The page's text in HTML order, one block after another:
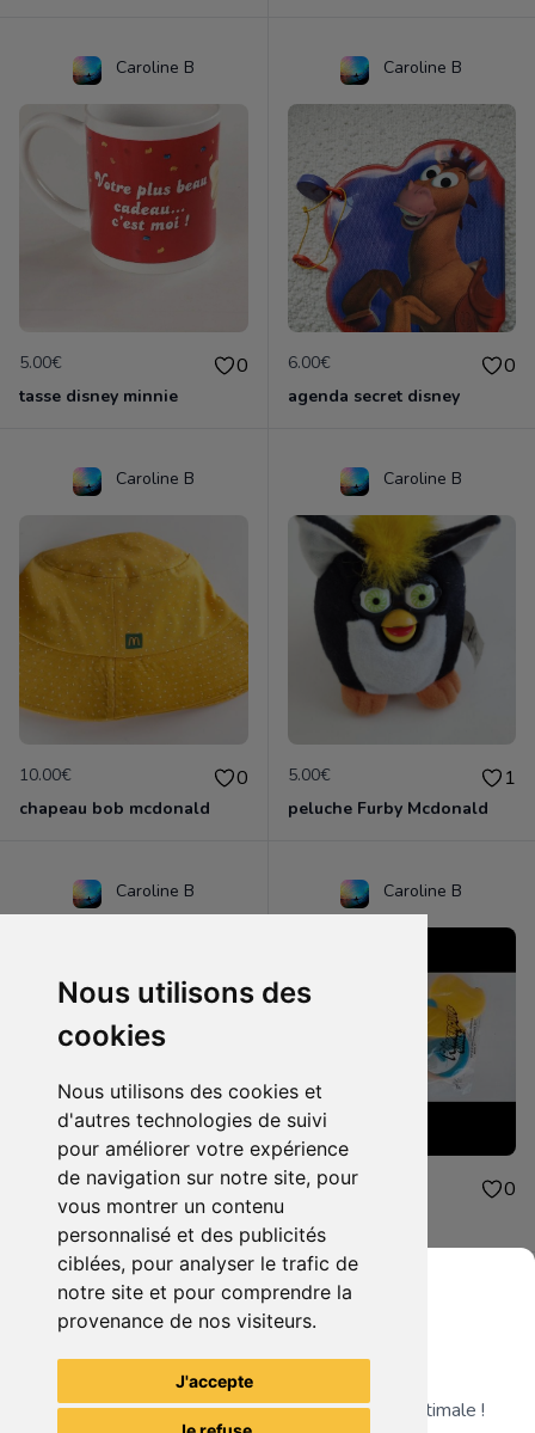
Nous utilisons des
cookies
Nous utilisons des cookies et
d'autres technologies de suivi
pour améliorer votre expérience
de navigation sur notre site, pour
vous montrer un contenu
personnalisé et des publicités
ciblées, pour analyser le trafic de
notre site et pour comprendre la
provenance de nos visiteurs.
J'accepte
Caroline B
5.00€ 0
tasse disney minnie
Caroline B
6.00€ 0
agenda secret disney
Caroline B
10.00€ 0
chapeau bob mcdonald
Caroline B
5.00€ 1
peluche Furby Mcdonald
Caroline B
4.00€ 0
peluche mcdonald
Caroline B
4.00€ 0
Voir tous les articles du vendeur
Grenier du Geek
Télécharge notre app pour une expérience optimale !